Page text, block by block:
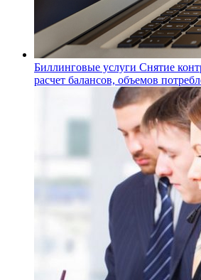
Биллинговые услуги Снятие
расчет балансов, объемов